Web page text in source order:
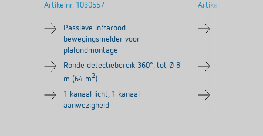
Artikelnr. 1030557
Passieve infrarood-
bewegingsmelder voor
plafondmontage
Ronde detectiebereik 360°, tot Ø 8
m (64 m2)
1 kanaal licht, 1 kanaal
aanwezigheid
Artikelnr.